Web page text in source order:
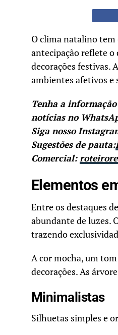
O clima natalino tem
antecipação reflete o
decorações festivas.
ambientes afetivos e
Tenha a
notícias no
Siga nosso
Sugestões de pauta:
Comercial:
Elementos
Entre os destaques
abundante de luzes.
trazendo
A cor mocha, um
decorações. As
Minimalistas
Silhuetas simples e